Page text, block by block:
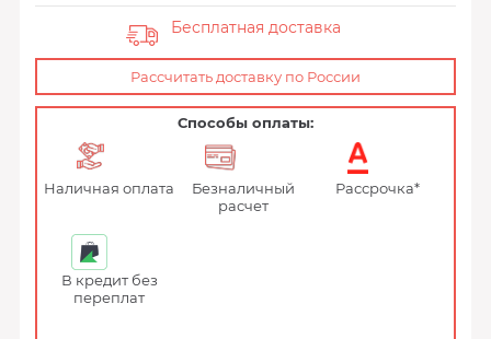
Бесплатная доставка
Рассчитать доставку по России
Способы оплаты:
Наличная оплата
Безналичный
расчет
Рассрочка*
В кредит без
переплат